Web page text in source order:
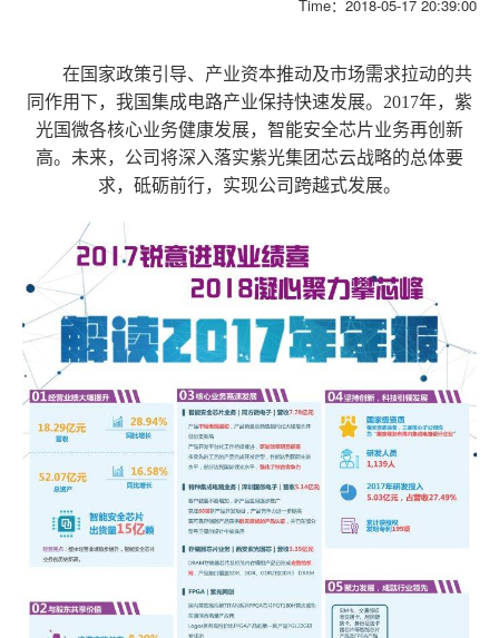
Time：2018-05-17 20:39:00
在国家政策引导、产业资本推动及市场需求拉动的共
同作用下，我国集成电路产业保持快速发展。2017年，紫
光国微各核心业务健康发展，智能安全芯片业务再创新
高。未来，公司将深入落实紫光集团芯云战略的总体要
求，砥砺前行，实现公司跨越式发展。